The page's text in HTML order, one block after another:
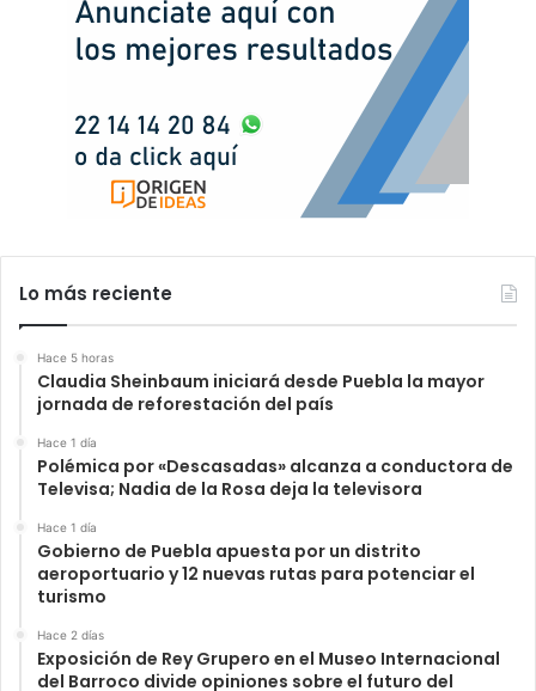
Lo más reciente
Hace 5 horas
Claudia Sheinbaum iniciará desde Puebla la mayor
jornada de reforestación del país
Hace 1 día
Polémica por «Descasadas» alcanza a conductora de
Televisa; Nadia de la Rosa deja la televisora
Hace 1 día
Gobierno de Puebla apuesta por un distrito
aeroportuario y 12 nuevas rutas para potenciar el
turismo
Hace 2 días
Exposición de Rey Grupero en el Museo Internacional
del Barroco divide opiniones sobre el futuro del